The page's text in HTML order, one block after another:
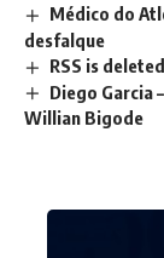
Médico do
desfalque
RSS is deleted
Diego Garcia
Willian Bigode